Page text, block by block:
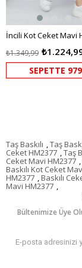
İncili Kot Ceket Mavi
₺1.349,99
SEPETTE
Taş Baskılı ,Taş
Ceket HM2377 ,Taş
Ceket Mavi HM2377 ,
Baskılı Kot Ceket
HM2377 ,Baskılı
Mavi HM2377 ,
Bültenimize Üye